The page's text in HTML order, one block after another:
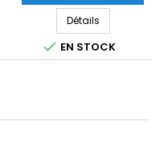
Détails
 EN STOCK